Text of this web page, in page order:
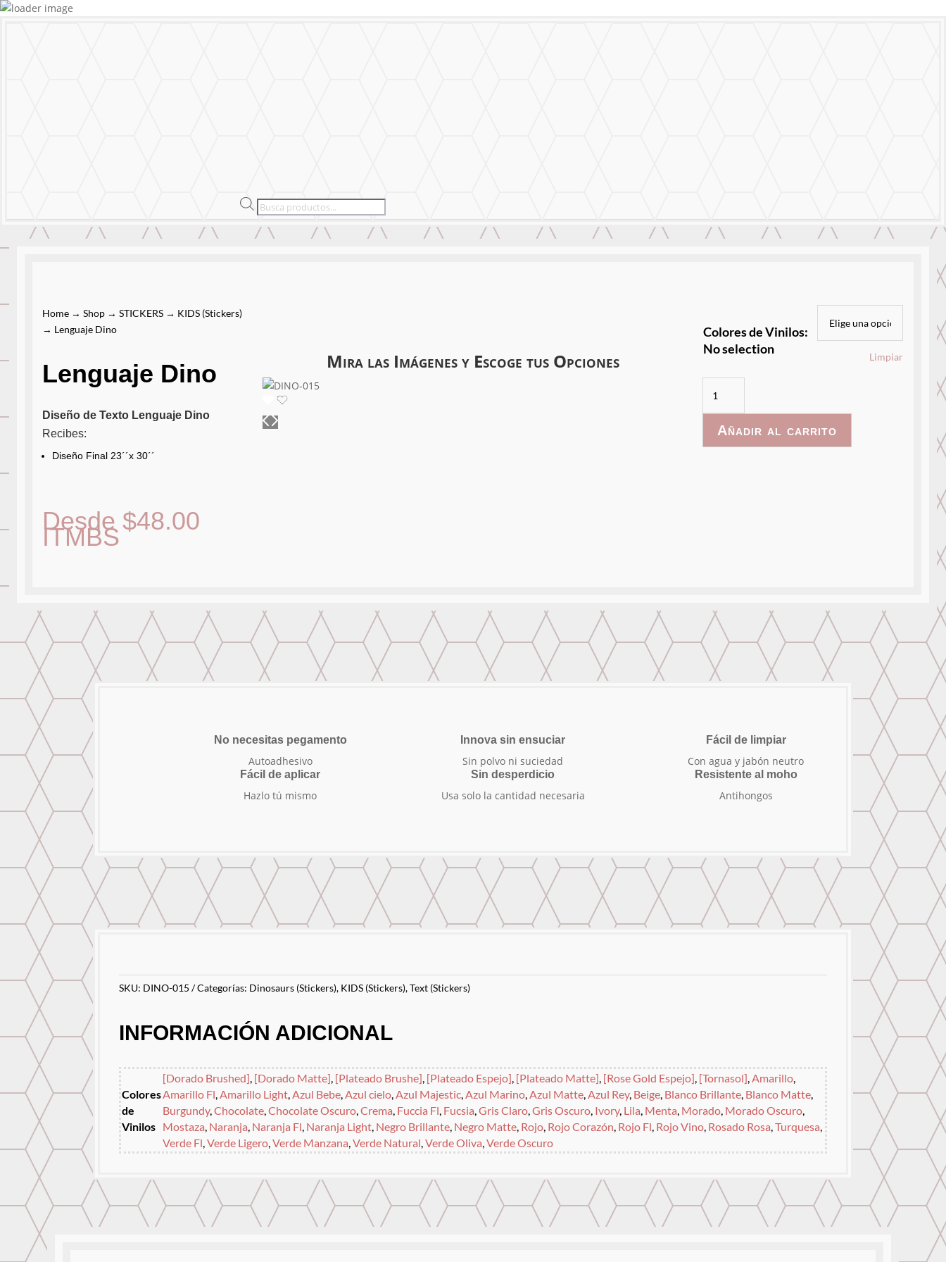
Products
search
Home →Shop →STICKERS → KIDS (Stickers)
→ Lenguaje Dino
Lenguaje Dino
Diseño de Texto Lenguaje Dino
Recibes:
Diseño Final 23´´x 30´´
Desde $48.00
ITMBS
Mira las Imágenes y Escoge tus Opciones
Colores de Vinilos:
No selection
Limpiar
Dino
cantidad
Añadir al carrito
No necesitas pegamento
Autoadhesivo
Fácil de aplicar
Hazlo tú mismo
Innova sin ensuciar
Sin polvo ni suciedad
Sin desperdicio
Usa solo la cantidad necesaria
Fácil de limpiar
Con agua y jabón neutro
Resistente al moho
Antihongos
SKU: DINO-015 Categorías: Dinosaurs (Stickers), KIDS (Stickers),Text (Stickers)
INFORMACIÓN ADICIONAL
Colores
de
Vinilos
[Dorado Brushed], [Dorado Matte], [Plateado Brushe], [Plateado Espejo], [Plateado Matte], [Rose Gold Espejo], [Tornasol],Amarillo,
Amarillo Fl,Amarillo Light,Azul Bebe,Azul cielo,Azul Majestic,Azul Marino,Azul Matte,Azul Rey, Beige, Blanco Brillante, Blanco Matte,
Burgundy,Chocolate,Chocolate Oscuro,Crema, Fuccia Fl, Fucsia,Gris Claro,Gris Oscuro, Ivory, Lila, Menta, Morado, Morado Oscuro,
Mostaza, Naranja, Naranja Fl, Naranja Light, Negro Brillante, Negro Matte, Rojo, Rojo Corazón, Rojo Fl, Rojo Vino, Rosado Rosa,Turquesa,
Verde Fl,Verde Ligero,Verde Manzana,Verde Natural,Verde Oliva,Verde Oscuro